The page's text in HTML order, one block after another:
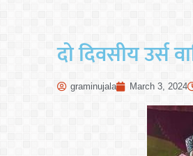
दो दिवसीय उर्स
graminujala March 3, 2024